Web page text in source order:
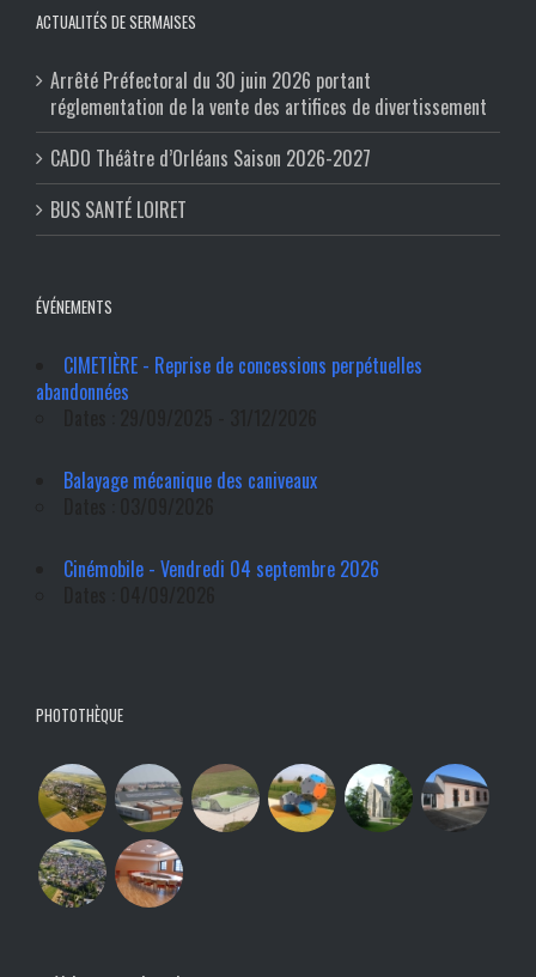
ACTUALITÉS DE SERMAISES
Arrêté Préfectoral du 30 juin 2026 portant
réglementation de la vente des artifices de divertissement
CADO Théâtre d’Orléans Saison 2026-2027
BUS SANTÉ LOIRET
ÉVÉNEMENTS
CIMETIÈRE - Reprise de concessions perpétuelles
abandonnées
Balayage mécanique des caniveaux
Cinémobile - Vendredi 04 septembre 2026
PHOTOTHÈQUE